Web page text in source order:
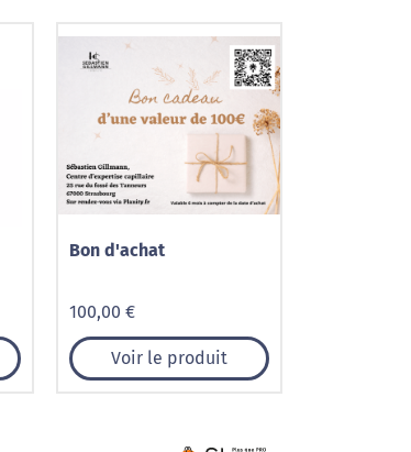
Bon d'achat
100,00 €
Voir le produit